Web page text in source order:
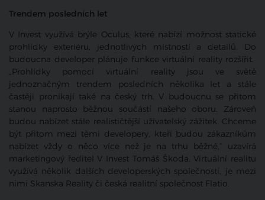
Trendem posledních let
V Invest využívá brýle Oculus, které nabízí možnost statické
prohlídky exteriéru, jednotlivých místností a detailů. Do
budoucna developer plánuje funkce virtuální reality rozšířit.
„Prohlídky pomocí virtuální reality jsou ve světě
jednoznačným trendem posledních několika let a stále
častěji pronikají také na český trh. V budoucnu se přitom
stanou naprosto běžnou součástí našeho oboru. Zároveň
budou nabízet stále realističtější uživatelský zážitek. Chceme
být přitom mezi těmi developery, kteří budou zákazníkům
nabízet vždy o něco více než je na trhu běžné,“ uzavírá
marketingový ředitel V Invest Tomáš Škoda. Virtuální realitu
využívá několik dalších developerských společností, je mezi
nimi Skanska Reality či česká realitní společnost Flatio.